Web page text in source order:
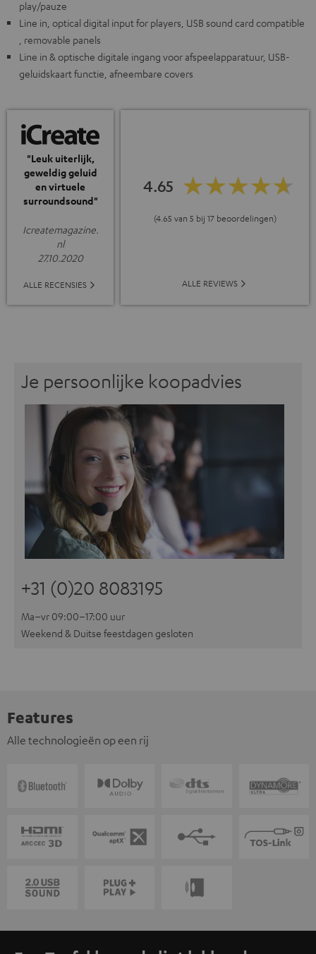
play/pauze
Line in, optical digital input for players, USB sound card compatible
, removable panels
Line in & optische digitale ingang voor afspeelapparatuur, USB-
geluidskaart functie, afneembare covers
"Leuk uiterlijk,
geweldig geluid
en virtuele
surroundsound"
Icreatemagazine.
nl
27.10.2020
ALLE RECENSIES
4.65
(4.65 van 5 bij 17 beoordelingen)
ALLE REVIEWS
Je persoonlijke koopadvies
+31 (0)20 8083195
Ma–vr 09:00–17:00 uur
Weekend & Duitse feestdagen gesloten
Features
Alle technologieën op een rij